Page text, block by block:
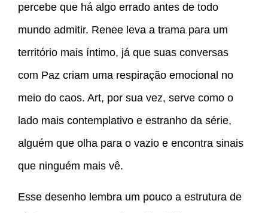
percebe que há algo errado antes de todo
mundo admitir. Renee leva a trama para um
território mais íntimo, já que suas conversas
com Paz criam uma respiração emocional no
meio do caos. Art, por sua vez, serve como o
lado mais contemplativo e estranho da série,
alguém que olha para o vazio e encontra sinais
que ninguém mais vê.
Esse desenho lembra um pouco a estrutura de